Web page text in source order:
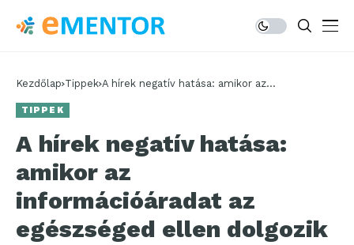
Kezdőlap Tippek A hírek negatív hatása: amikor az
TIPPEK
A hírek negatív hatása:
amikor az
információáradat az
egészséged ellen dolgozik